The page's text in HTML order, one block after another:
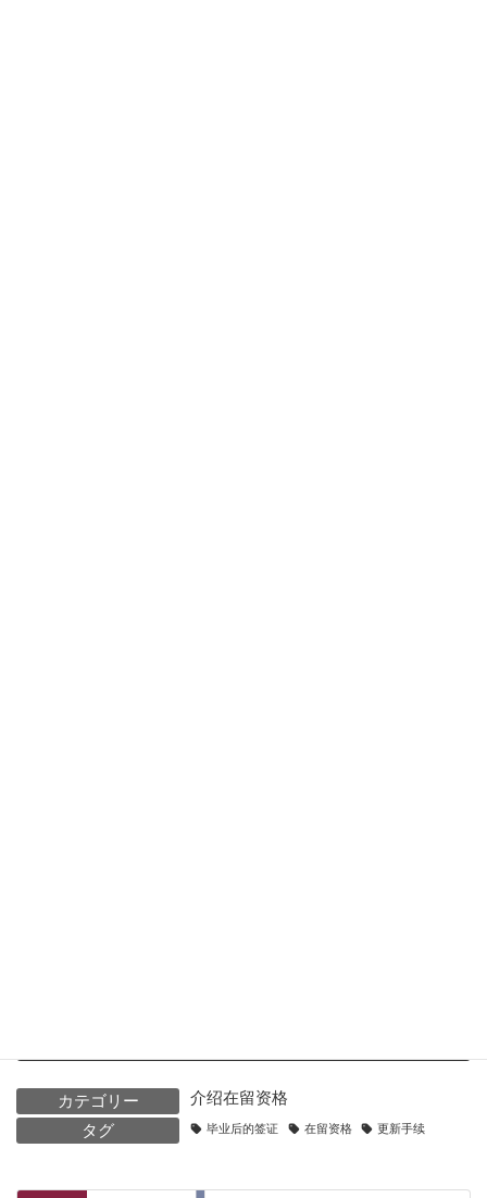
カテゴリー
介绍在留资格
タグ
毕业后的签证 在留资格 更新手续